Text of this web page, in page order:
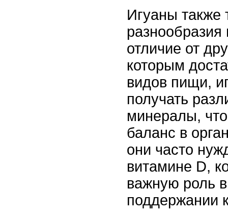
Игуаны также
отличие от
которым
видов пищи,
получать
минералы,
баланс в
они часто
витамине D,
важную роль
поддержании